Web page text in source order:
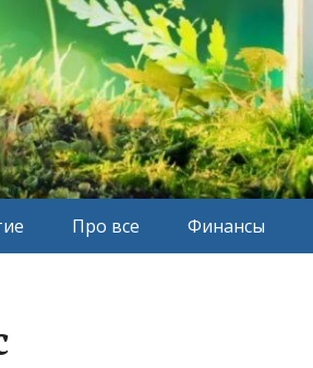
Про все Финансы